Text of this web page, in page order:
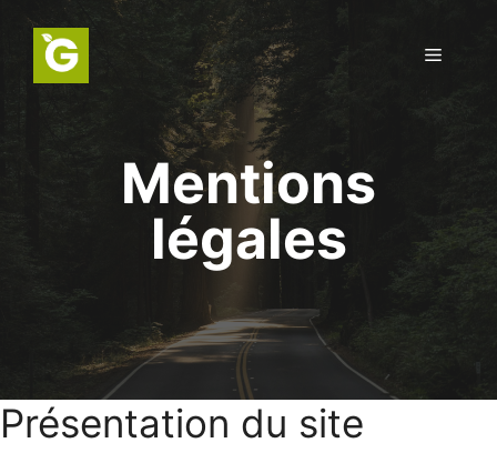
Aller
contenu
Menu
Mentions
légales
Présentation du site